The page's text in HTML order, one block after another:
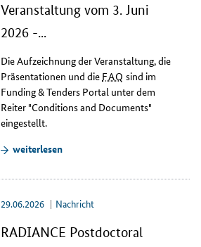
Veranstaltung vom 3. Juni
2026 -...
Die Aufzeichnung der Veranstaltung, die
Präsentationen und die FAQ sind im
Funding & Tenders Portal unter dem
Reiter "Conditions and Documents"
eingestellt.
weiterlesen
29.06.2026 Nachricht
RADIANCE Postdoctoral